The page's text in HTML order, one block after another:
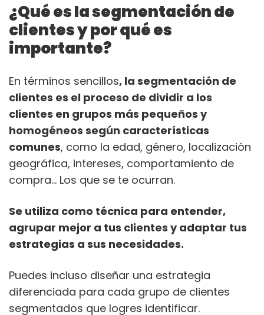
¿Qué es la segmentación de
clientes y por qué es
importante?
En términos sencillos, la segmentación de
clientes es el proceso de dividir a los
clientes en grupos más pequeños y
homogéneos según características
comunes, como la edad, género, localización
geográfica, intereses, comportamiento de
compra… Los que se te ocurran.
Se utiliza como técnica para entender,
agrupar mejor a tus clientes y adaptar tus
estrategias a sus necesidades.
Puedes incluso diseñar una estrategia
diferenciada para cada grupo de clientes
segmentados que logres identificar.